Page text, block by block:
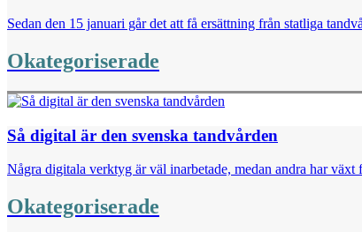
Sedan den 15 januari går det att få ersättning från statliga
Okategoriserade
Så digital är den svenska tandvården
Några digitala verktyg är väl inarbetade, medan andra har
Okategoriserade